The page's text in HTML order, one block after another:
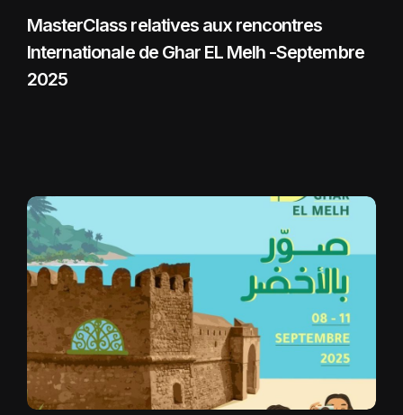
MasterClass relatives aux rencontres
Internationale de Ghar EL Melh -Septembre
2025